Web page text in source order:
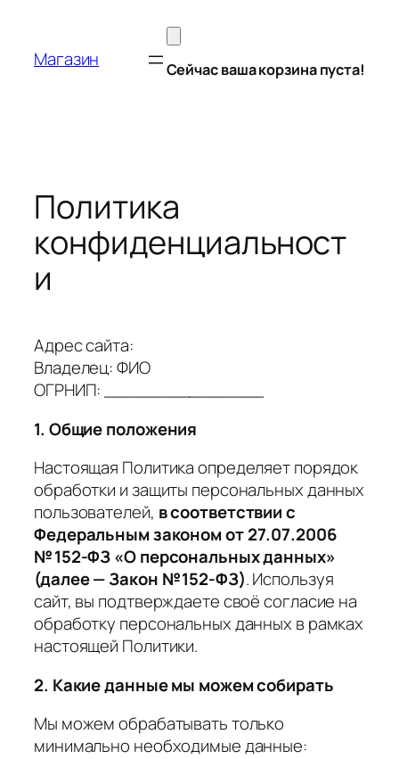
содержимому
Магазин Сейчас ваша корзина пуста!
Политика
конфиденциальност
и
Адрес сайта:
Владелец: ФИО
ОГРНИП: _______________
1. Общие положения
Настоящая Политика определяет порядок
обработки и защиты персональных данных
пользователей, в соответствии с
Федеральным законом от 27.07.2006
№ 152-ФЗ «О персональных данных»
(далее — Закон № 152-ФЗ). Используя
сайт, вы подтверждаете своё согласие на
обработку персональных данных в рамках
настоящей Политики.
2. Какие данные мы можем собирать
Мы можем обрабатывать только
минимально необходимые данные: